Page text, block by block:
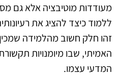
מעודדות מוטיבציה אלא גם
ללמוד כיצד להציג את
זהו חלק חשוב מהלמידה
האמיתי, שבו מיומנויות
המדעי עצמו.